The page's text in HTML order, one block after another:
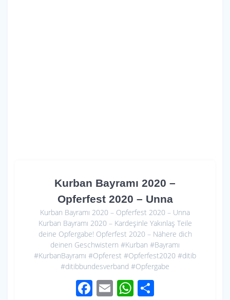
Kurban Bayramı 2020 –
Opferfest 2020 – Unna
Kurban Bayramı 2020 – Opferfest 2020 – Unna
Kurban Bayramı 2020 – Kardeşinle Yakınlaş Teile
deine Opfergabe! Opferfest 2020 – Nähere dich
deinen Geschwistern #Kurban #Bayramı
#KurbanBayramı #Opferest #Opferfest2020 #ditib
#ditibbundesverband #Opfergabe
F E W